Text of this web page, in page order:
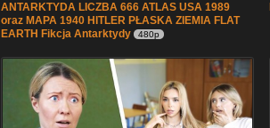
ANTARKTYDA LICZBA 666 ATLAS USA 1989
oraz MAPA 1940 HITLER PŁASKA ZIEMIA FLAT
EARTH Fikcja Antarktydy
480p